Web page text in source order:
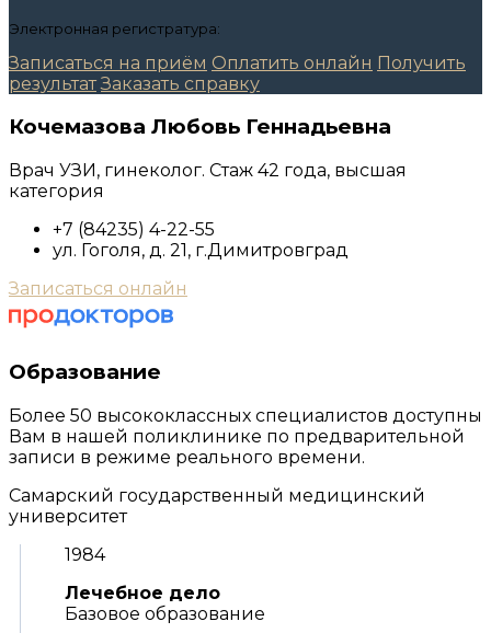
Электронная регистратура:
Записаться на приём Оплатить онлайн Получить
результат Заказать справку
Кочемазова Любовь Геннадьевна
Врач УЗИ, гинеколог. Стаж 42 года, высшая
категория
+7 (84235) 4-22-55
ул. Гоголя, д. 21, г.Димитровград
Записаться онлайн
Образование
Более 50 высококлассных специалистов доступны
Вам в нашей поликлинике по предварительной
записи в режиме реального времени.
Самарский государственный медицинский
университет
1984
Лечебное дело
Базовое образование